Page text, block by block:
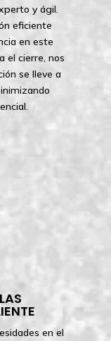
y ágil.
eficiente
en este
el cierre, nos
se lleve a
en el